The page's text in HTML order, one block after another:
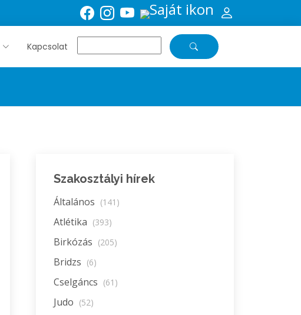
Kapcsolat
Szakosztályi hírek
Általános (141)
Atlétika (393)
Birkózás (205)
Bridzs (6)
Cselgáncs (61)
Judo (52)